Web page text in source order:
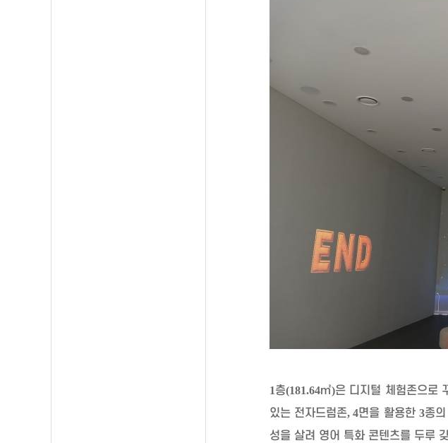
1층(181.64㎡)은 디지털 체험존으로
있는 전자드럼존, 4면을 활용한 3종
성을 살려 영어 특화 콘텐츠를 두루